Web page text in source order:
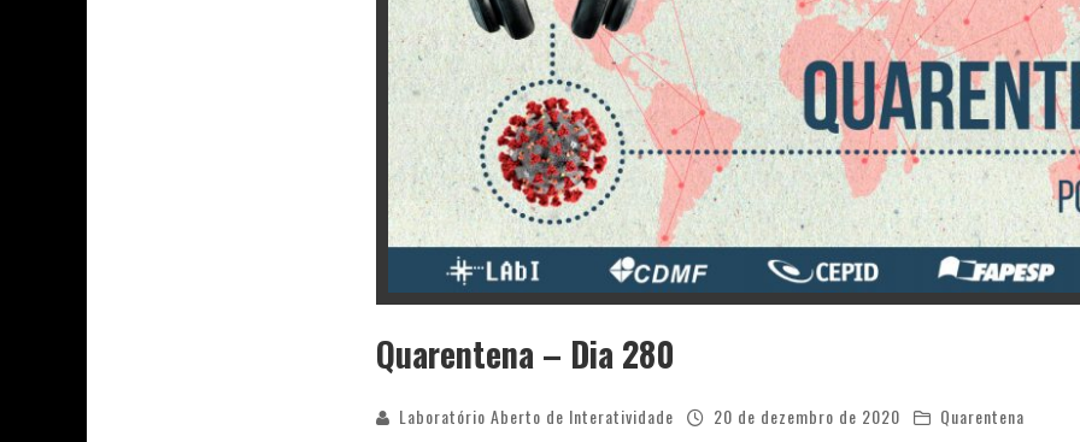
Quarentena – Dia 280
Laboratório Aberto de Interatividade 20 de dezembro de 2020 Quarentena